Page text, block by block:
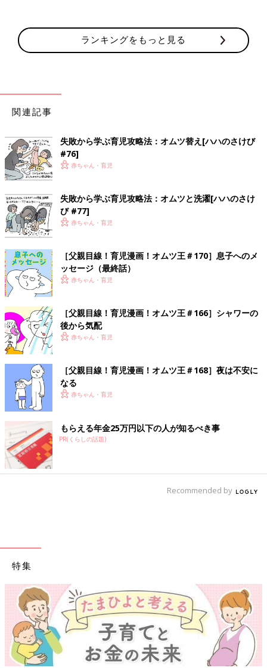
ランキングをもっと見る
関連記事
失敗から学ぶ育児攻略法：オムツ替え[ハハのさけび
#76]
赤ちゃん・育児
失敗から学ぶ育児攻略法：オムツと洗濯[ハハのさけ
び #77]
赤ちゃん・育児
［父親目線！育児漫画！オムツ王＃170］息子へのメ
ッセージ（最終話）
赤ちゃん・育児
［父親目線！育児漫画！オムツ王＃166］シャワーの
後から気配
赤ちゃん・育児
［父親目線！育児漫画！オムツ王＃168］夜は不安に
なる
赤ちゃん・育児
もらえる年金25万円以下の人が知るべき事
PR(くらしの話題)
Recommended by
特集